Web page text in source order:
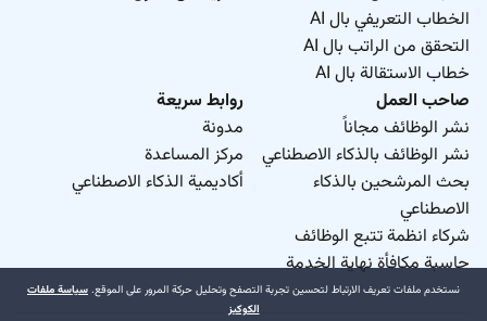
الخطاب التعريفي بال AI
التحقق من الراتب بال AI
خطاب الاستقالة بال AI
صاحب العمل
نشر الوظائف مجاناً
نشر الوظائف بالذكاء الاصطناعي
بحث المرشحين بالذكاء
الاصطناعي
شركاء انظمة تتبع الوظائف
حاسبة مكافأة نهاية الخدمة
روابط سريعة
مدونة
مركز المساعدة
أكاديمية الذكاء الاصطناعي
نستخدم ملفات تعريف الارتباط لتحسين تجربة التصفح وتحليل حركة المرور على الموقع. سياسة ملفات
الكوكيز